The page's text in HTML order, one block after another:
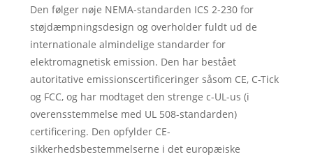
Den følger nøje NEMA-standarden ICS 2-230 for
støjdæmpningsdesign og overholder fuldt ud de
internationale almindelige standarder for
elektromagnetisk emission. Den har bestået
autoritative emissionscertificeringer såsom CE, C-Tick
og FCC, og har modtaget den strenge c-UL-us (i
overensstemmelse med UL 508-standarden)
certificering. Den opfylder CE-
sikkerhedsbestemmelserne i det europæiske